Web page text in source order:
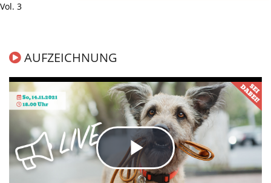
Vol. 3
AUFZEICHNUNG
Play